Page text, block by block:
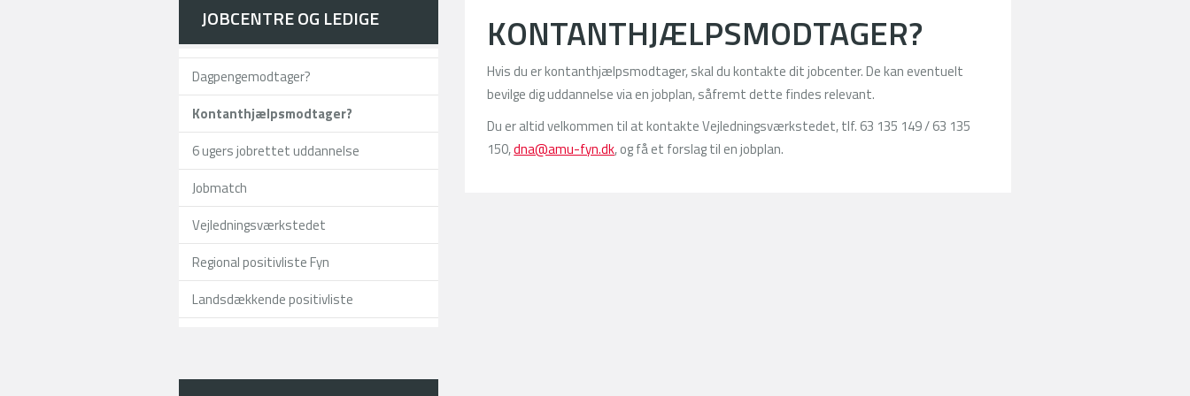
JOBCENTRE OG LEDIGE
Dagpengemodtager?
Kontanthjælpsmodtager?
6 ugers jobrettet uddannelse
Jobmatch
Vejledningsværkstedet
Regional positivliste Fyn
Landsdækkende positivliste
KONTANTHJÆLPSMODTAGER?
Hvis du er kontanthjælpsmodtager, skal du kontakte dit jobcenter. De kan eventuelt
bevilge dig uddannelse via en jobplan, såfremt dette findes relevant.
Du er altid velkommen til at kontakte Vejledningsværkstedet, tlf. 63 135 149 / 63 135
150,dna@amu-fyn.dk, og få et forslag til en jobplan.